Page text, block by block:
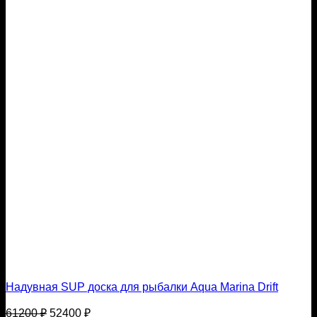
Надувная SUP доска для рыбалки Aqua Marina Drift
61200₽ Первоначальная
52400 ₽Текущая